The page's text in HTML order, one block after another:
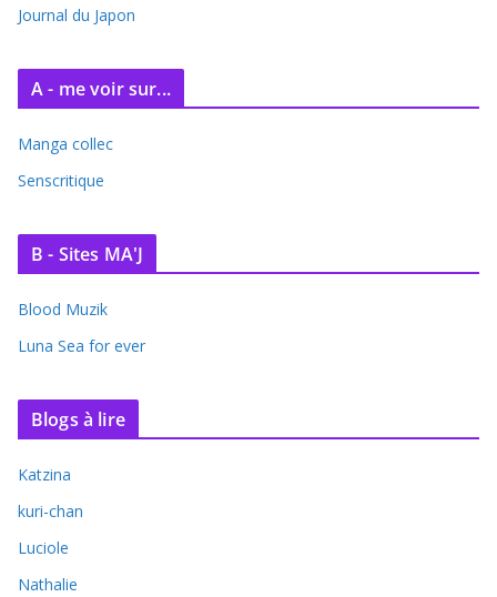
e
Journal du Japon
A - me voir sur...
Manga collec
Senscritique
B - Sites MA'J
Blood Muzik
Luna Sea for ever
Blogs à lire
Katzina
kuri-chan
Luciole
Nathalie